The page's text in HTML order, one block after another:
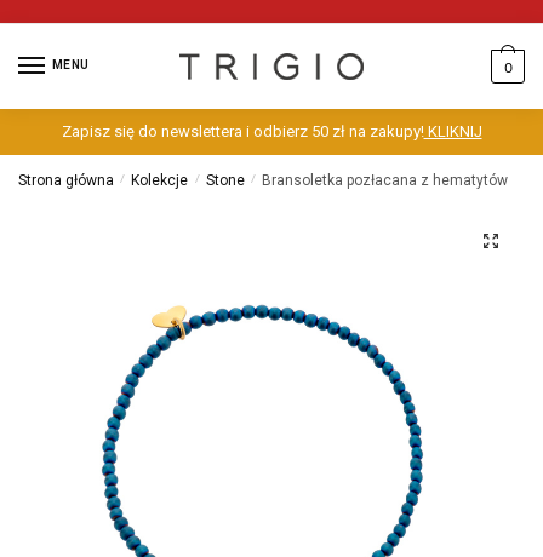
MENU 0
Zapisz się do newslettera i odbierz 50 zł na zakupy!KLIKNIJ
Strona główna / Kolekcje / Stone / Bransoletka pozłacana z hematytów